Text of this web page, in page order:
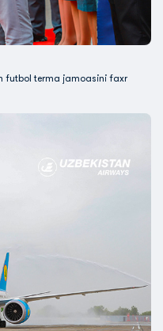
futbol terma jamoasini faxr